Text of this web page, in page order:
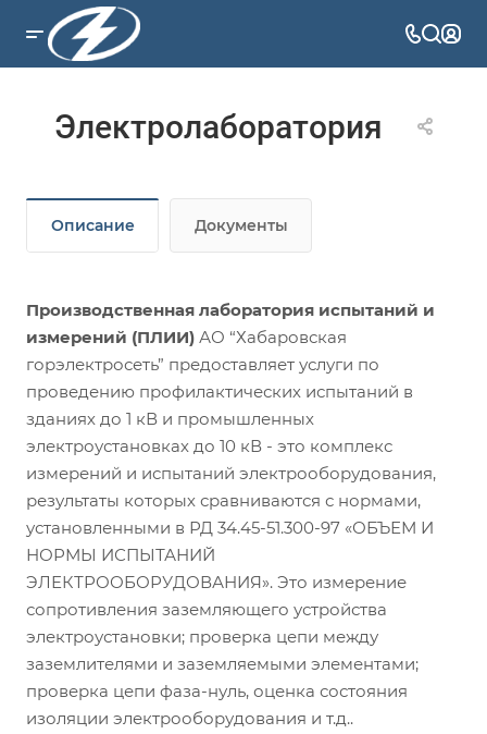
Электролаборатория
Описание Документы
Производственная лаборатория испытаний и
измерений (ПЛИИ) АО “Хабаровская
горэлектросеть” предоставляет услуги по
проведению профилактических испытаний в
зданиях до 1 кВ и промышленных
электроустановках до 10 кВ - это комплекс
измерений и испытаний электрооборудования,
результаты которых сравниваются с нормами,
установленными в РД 34.45-51.300-97 «ОБЪЕМ И
НОРМЫ ИСПЫТАНИЙ
ЭЛЕКТРООБОРУДОВАНИЯ». Это измерение
сопротивления заземляющего устройства
электроустановки; проверка цепи между
заземлителями и заземляемыми элементами;
проверка цепи фаза-нуль, оценка состояния
изоляции электрооборудования и т.д..